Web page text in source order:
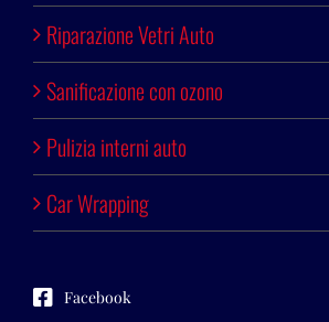
Riparazione Vetri Auto
Sanificazione con ozono
Pulizia interni auto
Car Wrapping
Facebook